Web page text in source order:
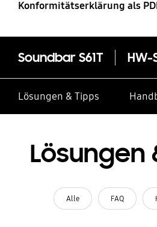
Konformitätserklärung als
Soundbar S61T HW-
Lösungen & Tipps
Lösungen
Alle FAQ